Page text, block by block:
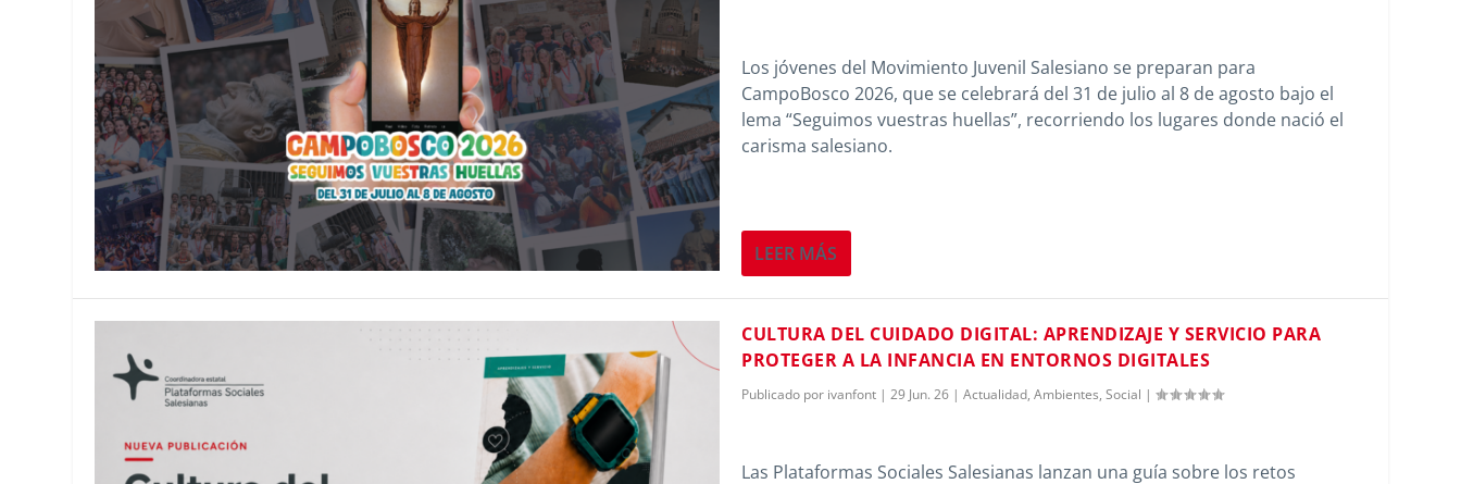
Los jóvenes del Movimiento Juvenil Salesiano se preparan para
CampoBosco 2026, que se celebrará del 31 de julio al 8 de agosto bajo el
lema “Seguimos vuestras huellas”, recorriendo los lugares donde nació el
carisma salesiano.
LEER MÁS
CULTURA DEL CUIDADO DIGITAL: APRENDIZAJE Y SERVICIO PARA
PROTEGER A LA INFANCIA EN ENTORNOS DIGITALES
Publicado por ivanfont | 29 Jun. 26 | Actualidad, Ambientes, Social |
Las Plataformas Sociales Salesianas lanzan una guía sobre los retos